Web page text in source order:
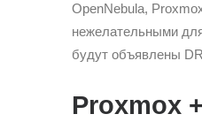
OpenNebula,
нежелательными
будут объявлены
Proxmox